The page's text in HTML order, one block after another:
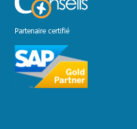
Partenaire certifié